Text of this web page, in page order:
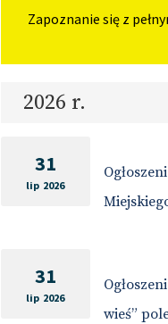
Zapoznanie się z
2026 r.
31
lip 2026
31
lip 2026
wieś”